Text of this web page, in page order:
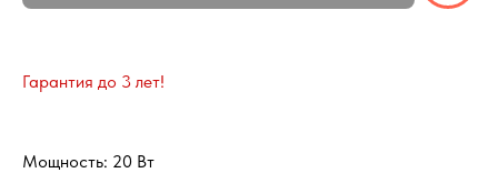
Гарантия до 3 лет!
Мощность: 20 Вт